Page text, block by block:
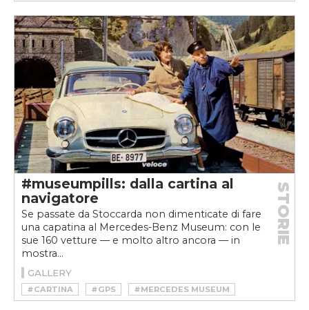
#CUFFIA IN PELLE
#MERCEDES MUSEUM
#MUSEUMPILLS
#RACING #VINTAGE
#museumpills: dalla cartina al
navigatore
Se passate da Stoccarda non dimenticate di fare
una capatina al Mercedes-Benz Museum: con le
sue 160 vetture — e molto altro ancora — in
mostra...
STORIE
GALLERY
#CARTINA #GPS
#MERCEDES MUSEUM
#MUSEUMPILLS
#NAVIGATORE